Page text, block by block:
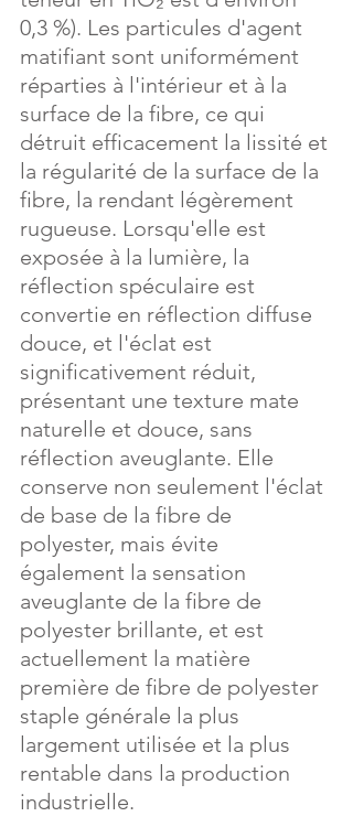
0,3 %). Les particules d'agent
matifiant sont uniformément
réparties à l'intérieur et à la
surface de la fibre, ce qui
détruit efficacement la lissité et
la régularité de la surface de la
fibre, la rendant légèrement
rugueuse. Lorsqu'elle est
exposée à la lumière, la
réflection spéculaire est
convertie en réflection diffuse
douce, et l'éclat est
significativement réduit,
présentant une texture mate
naturelle et douce, sans
réflection aveuglante. Elle
conserve non seulement l'éclat
de base de la fibre de
polyester, mais évite
également la sensation
aveuglante de la fibre de
polyester brillante, et est
actuellement la matière
première de fibre de polyester
staple générale la plus
largement utilisée et la plus
rentable dans la production
industrielle.